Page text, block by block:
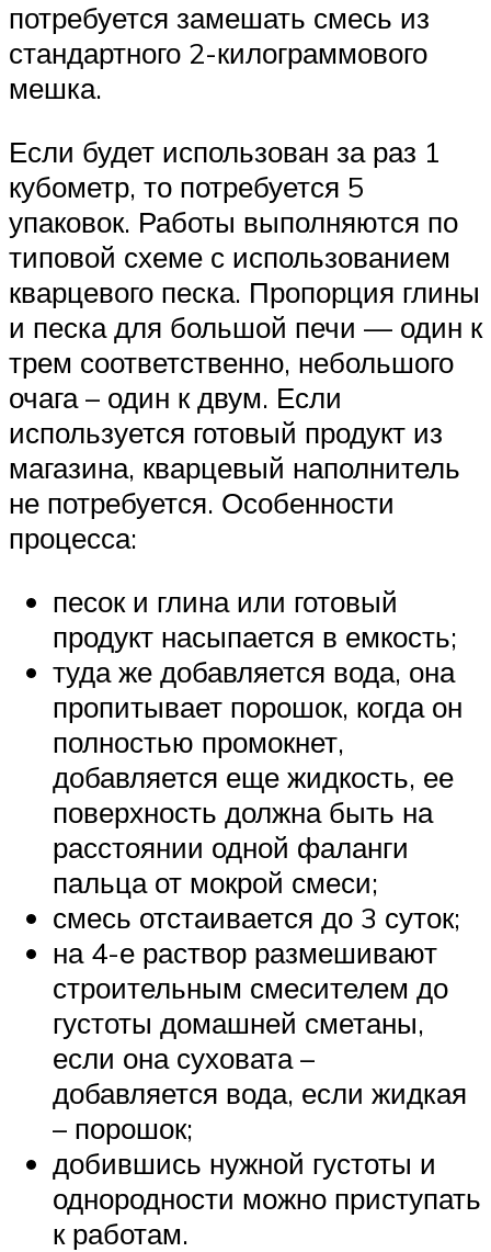
потребуется замешать смесь из
стандартного 2-килограммового
мешка.
Если будет использован за раз 1
кубометр, то потребуется 5
упаковок. Работы выполняются по
типовой схеме с использованием
кварцевого песка. Пропорция глины
и песка для большой печи — один к
трем соответственно, небольшого
очага – один к двум. Если
используется готовый продукт из
магазина, кварцевый наполнитель
не потребуется. Особенности
процесса:
песок и глина или готовый
продукт насыпается в емкость;
туда же добавляется вода, она
пропитывает порошок, когда он
полностью промокнет,
добавляется еще жидкость, ее
поверхность должна быть на
расстоянии одной фаланги
пальца от мокрой смеси;
смесь отстаивается до 3 суток;
на 4-е раствор размешивают
строительным смесителем до
густоты домашней сметаны,
если она суховата –
добавляется вода, если жидкая
– порошок;
добившись нужной густоты и
однородности можно приступать
к работам.